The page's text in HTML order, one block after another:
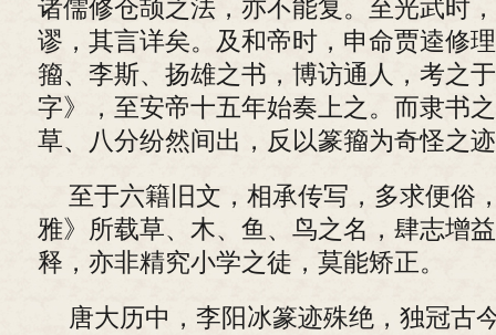
诸儒修仓颉之法，亦不能复。至光武时
谬，其言详矣。及和帝时，申命贾逵修
籀、李斯、扬雄之书，博访通人，考之
字》，至安帝十五年始奏上之。而隶书
草、八分纷然间出，反以篆籀为奇怪之
至于六籍旧文，相承传写，多求便俗
雅》所载草、木、鱼、鸟之名，肆志增
释，亦非精究小学之徒，莫能矫正。
唐大历中，李阳冰篆迹殊绝，独冠古